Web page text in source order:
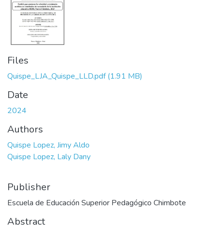
Files
Quispe_LJA_Quispe_LLD.pdf(1.91 MB)
Date
2024
Authors
Quispe Lopez, Jimy Aldo
Quispe Lopez, Laly Dany
Publisher
Escuela de Educación Superior Pedagógico Chimbote
Abstract